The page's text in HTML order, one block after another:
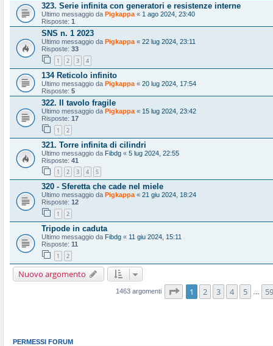
323. Serie infinita con generatori e resistenze interne
Ultimo messaggio da Pigkappa« 1 ago 2024, 23:40
Risposte: 1
SNS n. 1 2023
Ultimo messaggio da Pigkappa« 22 lug 2024, 23:11
Risposte: 33
1 2 3 4
134 Reticolo infinito
Ultimo messaggio da Pigkappa « 20 lug 2024, 17:54
Risposte: 5
322. Il tavolo fragile
Ultimo messaggio da Pigkappa « 15 lug 2024, 23:42
Risposte: 17
1 2
321. Torre infinita di cilindri
Ultimo messaggio da Fibdg « 5 lug 2024, 22:55
Risposte: 41
1 2 3 4 5
320 - Sferetta che cade nel miele
Ultimo messaggio da Pigkappa« 21 giu 2024, 18:24
Risposte: 12
1 2
Tripode in caduta
Ultimo messaggio da Fibdg « 11 giu 2024, 15:11
Risposte: 11
1 2
Nuovo argomento
1463 argomenti Pagina1 di59
1 2 3 4 5 59
PERMESSI FORUM